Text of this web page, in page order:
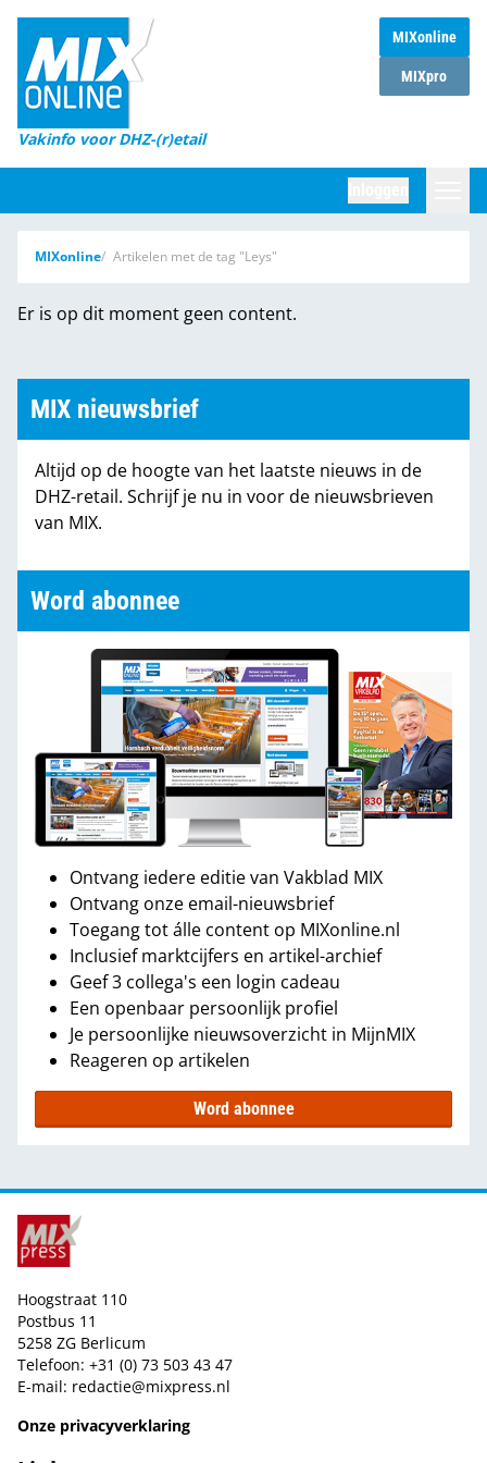
MIXonline
MIXpro
Vakinfo voor DHZ-(r)etail
Home
Magazines
DHZ Sessie
Marktcijfers
Word abonnee
MIXonline Artikelen met de tag "Leys"
Er is op dit moment geen content.
MIX nieuwsbrief
Altijd op de hoogte van het laatste nieuws in de
DHZ-retail. Schrijf je nu in voor de nieuwsbrieven
van MIX.
Word abonnee
Ontvang iedere editie van Vakblad MIX
Ontvang onze email-nieuwsbrief
Toegang tot álle content op MIXonline.nl
Inclusief marktcijfers en artikel-archief
Geef 3 collega's een login cadeau
Een openbaar persoonlijk profiel
Je persoonlijke nieuwsoverzicht in MijnMIX
Reageren op artikelen
Word abonnee
Hoogstraat 110
Postbus 11
5258 ZG Berlicum
Telefoon: +31 (0) 73 503 43 47
E-mail: redactie@mixpress.nl
Onze privacyverklaring